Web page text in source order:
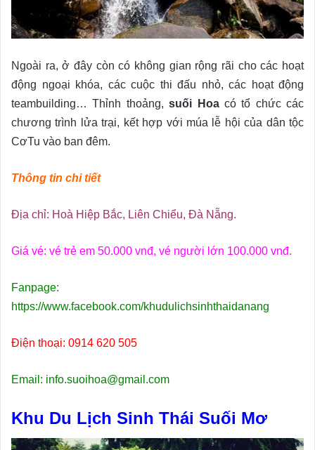
Ngoài ra, ở đây còn có không gian rộng rãi cho các hoạt
động ngoại khóa, các cuộc thi đấu nhỏ, các hoạt động
teambuilding… Thỉnh thoảng,suối Hoacó tổ chức các
chương trình lửa trại, kết hợp với múa lễ hội của dân tộc
CơTu vào ban đêm.
Thông tin chi tiết
Địa chỉ: Hoà Hiệp Bắc, Liên Chiểu, Đà Nẵng.
Giá vé: vé trẻ em 50.000 vnđ, vé người lớn 100.000 vnđ.
Fanpage:
https://www.facebook.com/khudulichsinhthaidanang
Điện thoại: 0914 620 505
Email: info.suoihoa@gmail.com
Khu Du Lịch Sinh Thái Suối Mơ